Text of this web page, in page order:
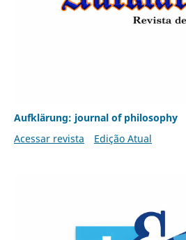
Aufklärung: journal of philosophy
Acessar revista
Edição Atual